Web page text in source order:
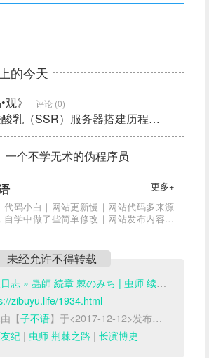
的今天
观》 评论 (0)
乳（SSR）服务器搭建历程，我只是想
一个不学无术的伪程序员
更多+
代码小白｜网站更新慢｜网站代码多来源
自学中做了些简单修改｜网站发布内容亲
未经允许不得转载
» 蟲師 続章 棘のみち | 虫师 续章 荆棘之路（2014）
zibuyu.life/1934.html
【子不语】于<2017-12-12>发布于【
纪 | 虫师 荆棘之路 | 长滨博史